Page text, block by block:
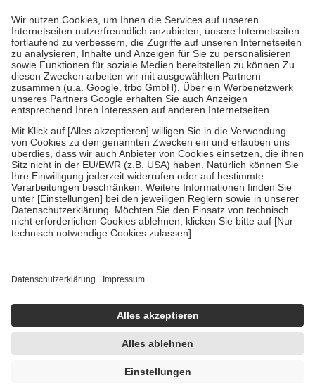
höchstens zehn Euro.
Es sind jedoch nie mehr als die tatsächlichen
Kosten der Leistung zu entrichten.
Diese Regeln gelten grundsätzlich auch für Online-Apotheken.
Bei Heilmitteln und häuslicher Krankenpflege beträgt die
Zuzahlung zehn Prozent der Kosten sowie zehn Euro je
Verordnung.
Um das Engagement der Versicherten für ihre eigene Gesundheit zu
stärken und die besondere Stellung der Familie zu unterstützen,
fallenkeine Zuzahlungenan bei:
• Kindern und Jugendlichen bis zum vollendeten 18. Lebensjahr
mit Ausnahme der Fahrkosten
• Untersuchungen zur Vorsorge und Früherkennung, die von der
GKV getragen werden
• empfohlenen Schutzimpfungen
• Harn- und Blutteststreifen
getroffen, um sicherzustellen, dass es sich um echte Bewertungen
https://help.etrusted.com/hc/de/articles/4419944605341
Einige Bilder und Inhalte wurden unter Zuhilfenahme künstlicher